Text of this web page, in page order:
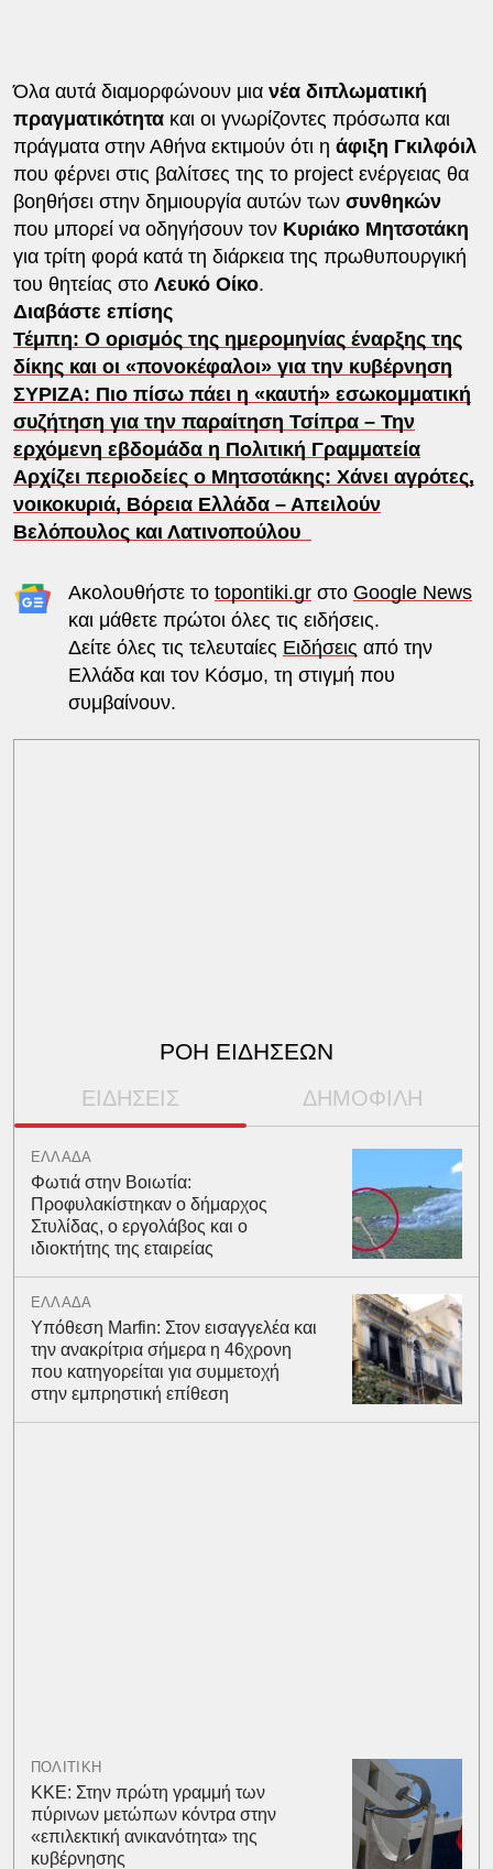
Όλα αυτά διαμορφώνουν μια νέα διπλωματική
πραγματικότητακαι οι γνωρίζοντες πρόσωπα και
πράγματα στην Αθήνα εκτιμούν ότι η άφιξη Γκιλφόιλ
που φέρνει στις βαλίτσες της το project ενέργειας θα
βοηθήσει στην δημιουργία αυτών των συνθηκών
που μπορεί να οδηγήσουν τον Κυριάκο Μητσοτάκη
για τρίτη φορά κατά τη διάρκεια της πρωθυπουργική
του θητείας στο Λευκό Οίκο.
Διαβάστε επίσης
Τέμπη: Ο ορισμός της ημερομηνίας έναρξης της
δίκης και οι «πονοκέφαλοι» για την κυβέρνηση
ΣΥΡΙΖΑ: Πιο πίσω πάει η «καυτή» εσωκομματική
συζήτηση για την παραίτηση Τσίπρα – Την
ερχόμενη εβδομάδα η Πολιτική Γραμματεία
Αρχίζει περιοδείες ο Μητσοτάκης: Χάνει αγρότες,
νοικοκυριά, Βόρεια Ελλάδα – Απειλούν
Βελόπουλος και Λατινοπούλου
Ακολουθήστε το topontiki.grστο Google News
και μάθετε πρώτοι όλες τις ειδήσεις.
Δείτε όλες τις τελευταίες Ειδήσεις από την
Ελλάδα και τον Κόσμο, τη στιγμή που
συμβαίνουν.
ΡΟΗ ΕΙΔΗΣΕΩΝ
ΕΙΔΗΣΕΙΣ ΔΗΜΟΦΙΛΗ
ΕΛΛΑΔΑ
Φωτιά στην Βοιωτία:
Προφυλακίστηκαν ο δήμαρχος
Στυλίδας, ο εργολάβος και ο
ιδιοκτήτης της εταιρείας
ΕΛΛΑΔΑ
Υπόθεση Marfin: Στον εισαγγελέα και
την ανακρίτρια σήμερα η 46χρονη
που κατηγορείται για συμμετοχή
στην εμπρηστική επίθεση
ΠΟΛΙΤΙΚΗ
ΚΚΕ: Στην πρώτη γραμμή των
πύρινων μετώπων κόντρα στην
«επιλεκτική ανικανότητα» της
κυβέρνησης